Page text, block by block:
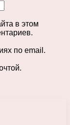
в этом
по email.